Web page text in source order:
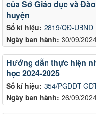
Số kí hiệu: 2819/QĐ-UBND
Ngày ban hành: 30/09/2024
của Sở Giáo dục và
huyện
Số kí hiệu: 354/PGDĐT-
Ngày ban hành: 26/09/2024
Hướng dẫn thực hiện
học 2024-2025